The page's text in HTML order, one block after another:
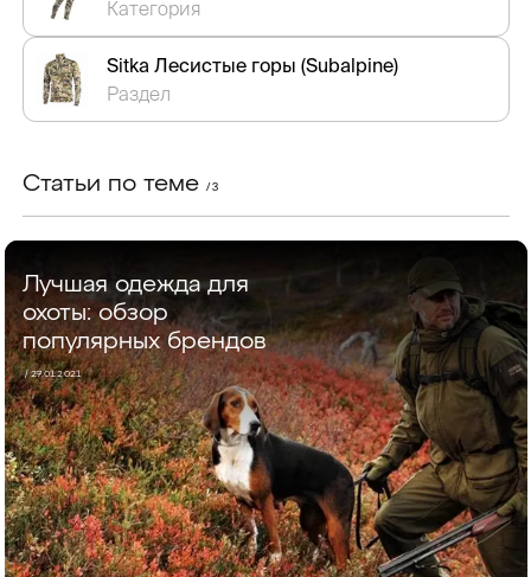
Категория
Sitka Лесистые горы (Subalpine)
Раздел
Статьи по теме / 3
Лучшая одежда для
охоты: обзор
популярных брендов
/ 27.01.2021